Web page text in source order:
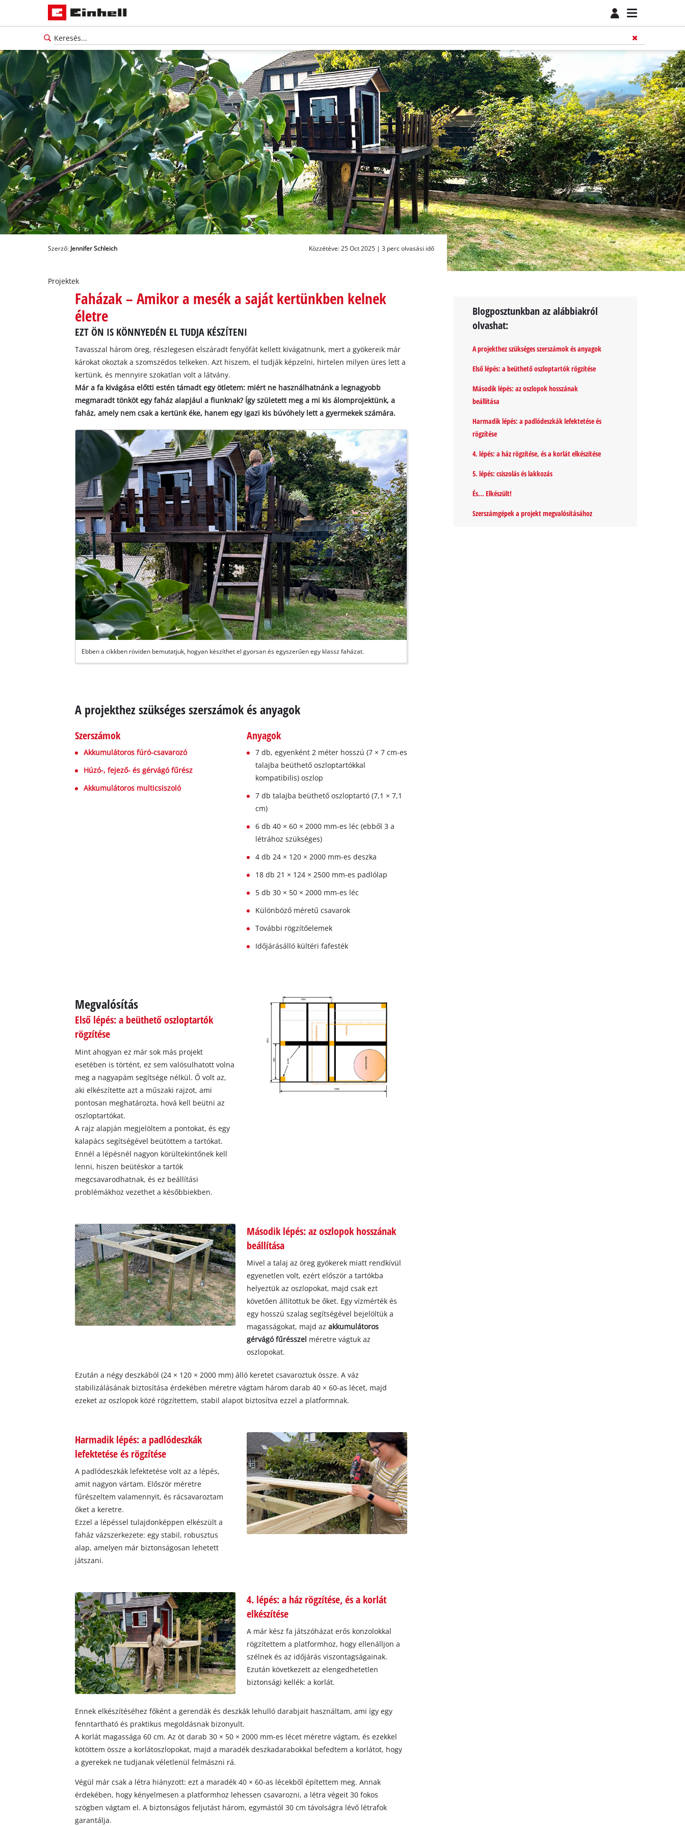
Magyar
HUMagyar
Szerző: Jennifer Schleich Közzétéve: 25 Oct 2025 | 3 perc olvasási idő
Projektek
Faházak – Amikor a mesék a saját kertünkben kelnek
életre
EZT ÖN IS KÖNNYEDÉN EL TUDJA KÉSZÍTENI
Tavasszal három öreg, részlegesen elszáradt fenyőfát kellett kivágatnunk, mert a gyökereik már
károkat okoztak a szomszédos telkeken. Azt hiszem, el tudják képzelni, hirtelen milyen üres lett a
kertünk, és mennyire szokatlan volt a látvány.
Már a fa kivágása előtti estén támadt egy ötletem: miért ne használhatnánk a legnagyobb
megmaradt tönköt egy faház alapjául a fiunknak? Így született meg a mi kis álomprojektünk, a
faház, amely nem csak a kertünk éke, hanem egy igazi kis búvóhely lett a gyermekek számára.
Ebben a cikkben röviden bemutatjuk, hogyan készíthet el gyorsan és egyszerűen egy klassz faházat.
A projekthez szükséges szerszámok és anyagok
Szerszámok
Akkumulátoros fúró-csavarozó
Húzó-, fejező- és gérvágó fűrész
Akkumulátoros multicsiszoló
Anyagok
7 db, egyenként 2 méter hosszú (7 × 7 cm-es
talajba beüthető oszloptartókkal
kompatibilis) oszlop
7 db talajba beüthető oszloptartó (7,1 × 7,1
cm)
6 db 40 × 60 × 2000 mm-es léc (ebből 3 a
létrához szükséges)
4 db 24 × 120 × 2000 mm-es deszka
18 db 21 × 124 × 2500 mm-es padlólap
5 db 30 × 50 × 2000 mm-es léc
Különböző méretű csavarok
További rögzítőelemek
Időjárásálló kültéri fafesték
Megvalósítás
Első lépés: a beüthető oszloptartók
rögzítése
Mint ahogyan ez már sok más projekt
esetében is történt, ez sem valósulhatott volna
meg a nagyapám segítsége nélkül. Ő volt az,
aki elkészítette azt a műszaki rajzot, ami
pontosan meghatározta, hová kell beütni az
oszloptartókat.
A rajz alapján megjelöltem a pontokat, és egy
kalapács segítségével beütöttem a tartókat.
Ennél a lépésnél nagyon körültekintőnek kell
lenni, hiszen beütéskor a tartók
megcsavarodhatnak, és ez beállítási
problémákhoz vezethet a későbbiekben.
Második lépés: az oszlopok hosszának
beállítása
Mivel a talaj az öreg gyökerek miatt rendkívül
egyenetlen volt, ezért először a tartókba
helyeztük az oszlopokat, majd csak ezt
követően állítottuk be őket. Egy vízmérték és
egy hosszú szalag segítségével bejelöltük a
magasságokat, majd az akkumulátoros
gérvágó fűrésszel méretre vágtuk az
oszlopokat.
Ezután a négy deszkából (24 × 120 × 2000 mm) álló keretet csavaroztuk össze. A váz
stabilizálásának biztosítása érdekében méretre vágtam három darab 40 × 60-as lécet, majd
ezeket az oszlopok közé rögzítettem, stabil alapot biztosítva ezzel a platformnak.
Harmadik lépés: a padlódeszkák
lefektetése és rögzítése
A padlódeszkák lefektetése volt az a lépés,
amit nagyon vártam. Először méretre
fűrészeltem valamennyit, és rácsavaroztam
őket a keretre.
Ezzel a lépéssel tulajdonképpen elkészült a
faház vázszerkezete: egy stabil, robusztus
alap, amelyen már biztonságosan lehetett
játszani.
4. lépés: a ház rögzítése, és a korlát
elkészítése
A már kész fa játszóházat erős konzolokkal
rögzítettem a platformhoz, hogy ellenálljon a
szélnek és az időjárás viszontagságainak.
Ezután következett az elengedhetetlen
biztonsági kellék: a korlát.
Ennek elkészítéséhez főként a gerendák és deszkák lehulló darabjait használtam, ami így egy
fenntartható és praktikus megoldásnak bizonyult.
A korlát magassága 60 cm. Az öt darab 30 × 50 × 2000 mm-es lécet méretre vágtam, és ezekkel
kötöttem össze a korlátoszlopokat, majd a maradék deszkadarabokkal befedtem a korlátot, hogy
a gyerekek ne tudjanak véletlenül felmászni rá.
Végül már csak a létra hiányzott: ezt a maradék 40 × 60-as lécekből építettem meg. Annak
érdekében, hogy kényelmesen a platformhoz lehessen csavarozni, a létra végeit 30 fokos
szögben vágtam el. A biztonságos feljutást három, egymástól 30 cm távolságra lévő létrafok
garantálja.
Blogposztunkban az alábbiakról
olvashat:
A projekthez szükséges szerszámok és anyagok
Első lépés: a beüthető oszloptartók rögzítése
Második lépés: az oszlopok hosszának
beállítása
Harmadik lépés: a padlódeszkák lefektetése és
rögzítése
4. lépés: a ház rögzítése, és a korlát elkészítése
5. lépés: csiszolás és lakkozás
És... Elkészült!
Szerszámgépek a projekt megvalósításához